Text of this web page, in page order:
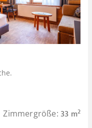
Zimmergröße: 33 m2